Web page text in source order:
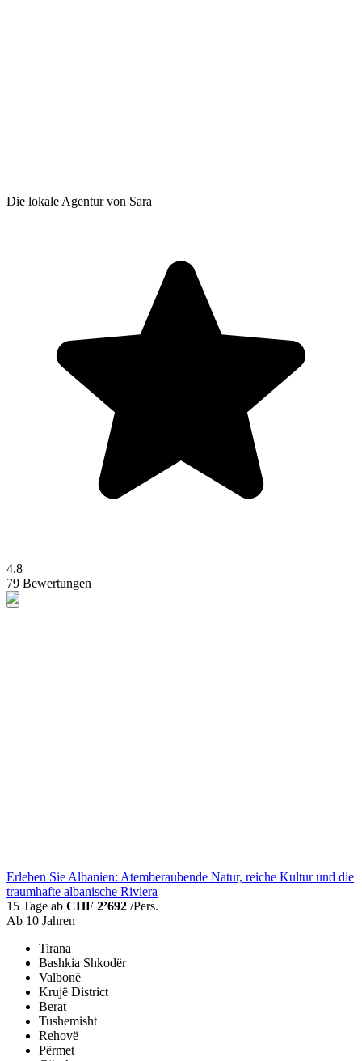
Die lokale Agentur von Sara
4.8
79 Bewertungen
Erleben Sie Albanien: Atemberaubende Natur, reiche Kultur und die
traumhafte albanische Riviera
15 Tage ab CHF 2’692 /Pers.
Ab 10 Jahren
Tirana
Bashkia Shkodër
Valbonë
Krujë District
Berat
Tushemisht
Rehovë
Përmet